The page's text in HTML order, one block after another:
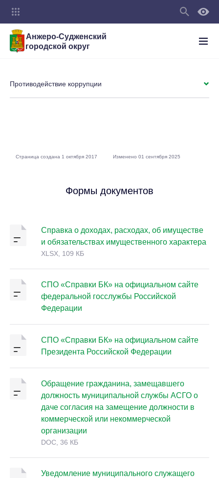
Анжеро-Судженский
городской округ
Формы документов
Справка о доходах, расходах, об имуществе
и обязательствах имущественного характера
XLSX, 109 КБ
СПО «Справки БК» на официальном сайте
федеральной госслужбы Российской
Федерации
СПО «Справки БК» на официальном сайте
Президента Российской Федерации
Обращение гражданина, замещавшего
должность муниципальной службы АСГО о
даче согласия на замещение должности в
коммерческой или некоммерческой
организации
DOC, 36 КБ
Уведомление муниципального служащего
Противодействие коррупции
Страница создана 1 октября 2017 Изменено 01 сентября 2025